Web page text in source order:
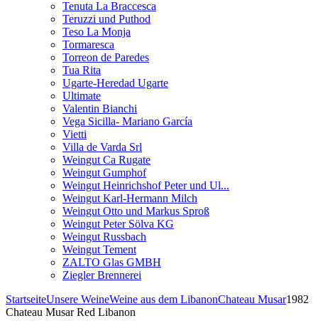
Tenuta La Braccesca
Teruzzi und Puthod
Teso La Monja
Tormaresca
Torreon de Paredes
Tua Rita
Ugarte-Heredad Ugarte
Ultimate
Valentin Bianchi
Vega Sicilla- Mariano García
Vietti
Villa de Varda Srl
Weingut Ca Rugate
Weingut Gumphof
Weingut Heinrichshof Peter und Ul...
Weingut Karl-Hermann Milch
Weingut Otto und Markus Sproß
Weingut Peter Sölva KG
Weingut Russbach
Weingut Tement
ZALTO Glas GMBH
Ziegler Brennerei
StartseiteUnsere WeineWeine aus dem LibanonChateau Musar1982
Chateau Musar Red Libanon